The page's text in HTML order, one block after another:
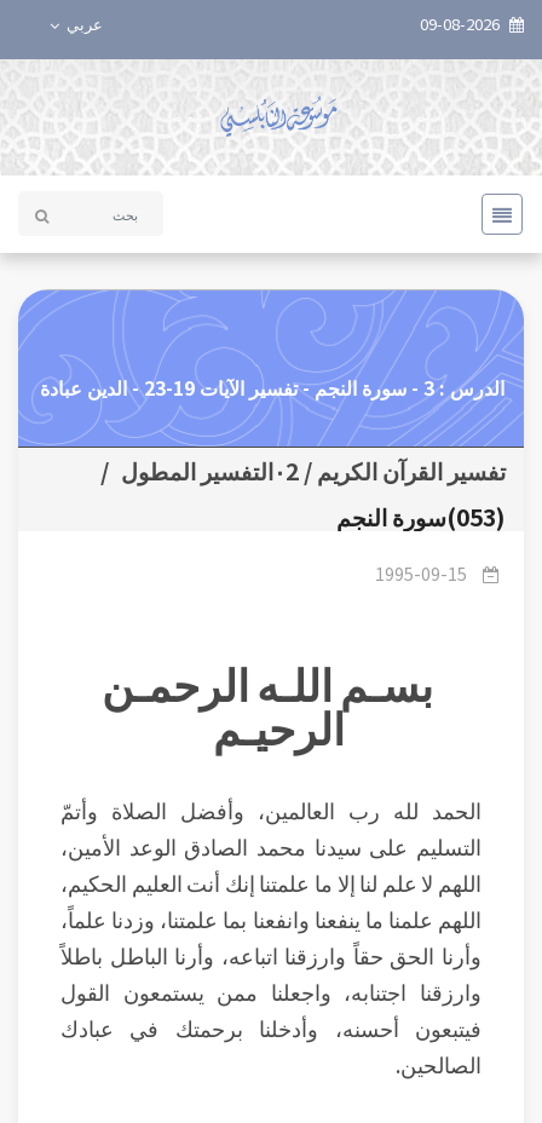
عربي
الدرس : 3 - سورة النجم - تفسير الآيات 19-23 - الدين عبادة
تفسير القرآن الكريم / ٠2التفسير المطول
/
(053)سورة النجم
1995-09-15
بسـم اللـه الرحمـن
الرحيـم
الحمد لله رب العالمين، وأفضل الصلاة وأتمّ
التسليم على سيدنا محمد الصادق الوعد الأمين،
اللهم لا علم لنا إلا ما علمتنا إنك أنت العليم الحكيم،
اللهم علمنا ما ينفعنا وانفعنا بما علمتنا، وزدنا علماً،
وأرنا الحق حقاً وارزقنا اتباعه، وأرنا الباطل باطلاً
وارزقنا اجتنابه، واجعلنا ممن يستمعون القول
فيتبعون أحسنه، وأدخلنا برحمتك في عبادك
الصالحين.